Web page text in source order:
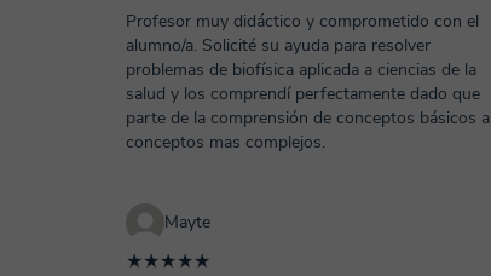
Profesor muy didáctico y comprometido con el
alumno/a. Solicité su ayuda para resolver
problemas de biofísica aplicada a ciencias de la
salud y los comprendí perfectamente dado que
parte de la comprensión de conceptos básicos a
conceptos mas complejos.
Mayte
★★★★★